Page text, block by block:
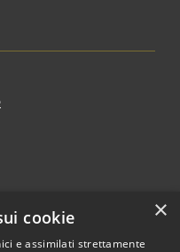
×
cookie
e assimilati strettamente